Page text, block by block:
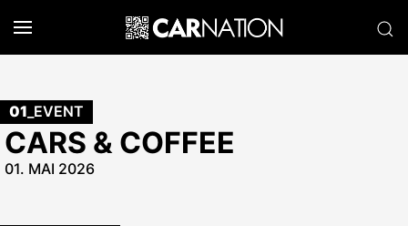
01 _EVENT
CARS & COFFEE
01. MAI 2026